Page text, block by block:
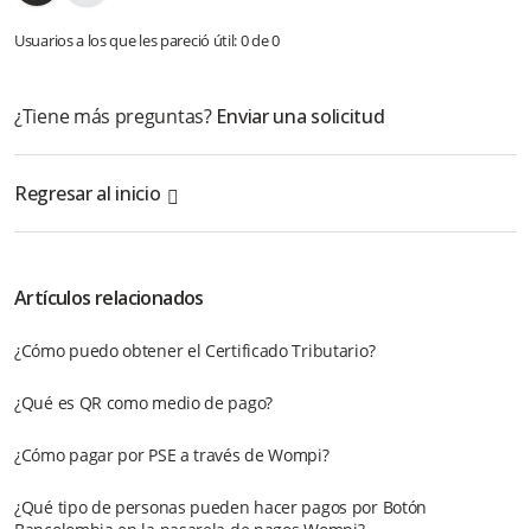
¿Si tengo una duda con las comisiones descontadas para
este medio de pago, con quien debo contactarme?
Usuarios a los que les pareció útil: 0 de 0
¿Tiene más preguntas? Enviar una solicitud
Regresar al inicio
Artículos relacionados
¿Cómo puedo obtener el Certificado Tributario?
¿Qué es QR como medio de pago?
¿Cómo pagar por PSE a través de Wompi?
¿Qué tipo de personas pueden hacer pagos por Botón